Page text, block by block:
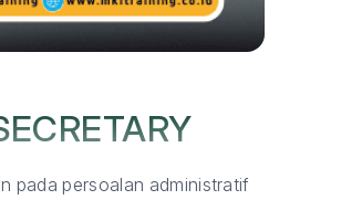
pada persoalan administratif